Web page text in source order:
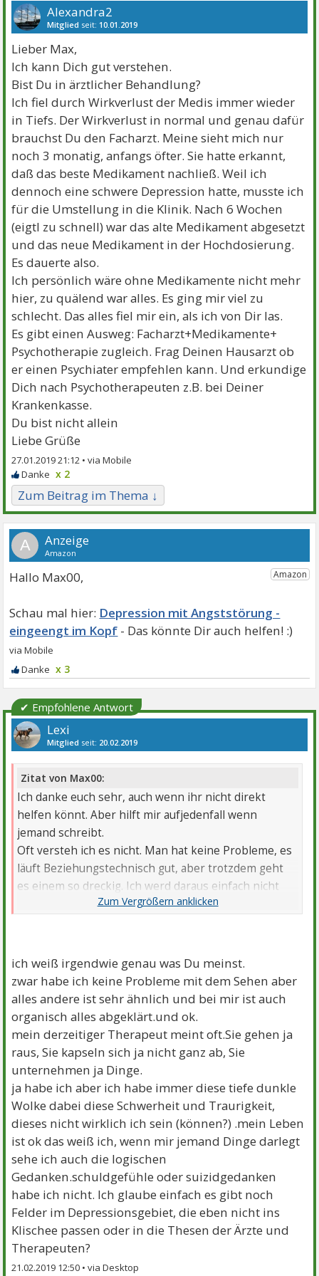
Alexandra2
Mitglied seit: 10.01.2019
Lieber Max,
Ich kann Dich gut verstehen.
Bist Du in ärztlicher Behandlung?
Ich fiel durch Wirkverlust der Medis immer wieder
in Tiefs. Der Wirkverlust in normal und genau dafür
brauchst Du den Facharzt. Meine sieht mich nur
noch 3 monatig, anfangs öfter. Sie hatte erkannt,
daß das beste Medikament nachließ. Weil ich
dennoch eine schwere Depression hatte, musste ich
für die Umstellung in die Klinik. Nach 6 Wochen
(eigtl zu schnell) war das alte Medikament abgesetzt
und das neue Medikament in der Hochdosierung.
Es dauerte also.
Ich persönlich wäre ohne Medikamente nicht mehr
hier, zu quälend war alles. Es ging mir viel zu
schlecht. Das alles fiel mir ein, als ich von Dir las.
Es gibt einen Ausweg: Facharzt+Medikamente+
Psychotherapie zugleich. Frag Deinen Hausarzt ob
er einen Psychiater empfehlen kann. Und erkundige
Dich nach Psychotherapeuten z.B. bei Deiner
Krankenkasse.
Du bist nicht allein
Liebe Grüße
27.01.2019 21:12 •
x 2
Zum Beitrag im Thema ↓
A
Hallo Max00,
Depression mit Angststörung -
eingeengt im Kopf
x 3
✔ Empfohlene Antwort
Lexi
Mitglied seit: 20.02.2019
Zitat von Max00:
Ich danke euch sehr, auch wenn ihr nicht direkt
helfen könnt. Aber hilft mir aufjedenfall wenn
jemand schreibt.
Oft versteh ich es nicht. Man hat keine Probleme, es
läuft Beziehungstechnisch gut, aber trotzdem geht
es einem so dreckig. Ich werd daraus einfach nicht
ich weiß irgendwie genau was Du meinst.
zwar habe ich keine Probleme mit dem Sehen aber
alles andere ist sehr ähnlich und bei mir ist auch
organisch alles abgeklärt.und ok.
mein derzeitiger Therapeut meint oft.Sie gehen ja
raus, Sie kapseln sich ja nicht ganz ab, Sie
unternehmen ja Dinge.
ja habe ich aber ich habe immer diese tiefe dunkle
Wolke dabei diese Schwerheit und Traurigkeit,
dieses nicht wirklich ich sein (können?) .mein Leben
ist ok das weiß ich, wenn mir jemand Dinge darlegt
sehe ich auch die logischen
Gedanken.schuldgefühle oder suizidgedanken
habe ich nicht. Ich glaube einfach es gibt noch
Felder im Depressionsgebiet, die eben nicht ins
Klischee passen oder in die Thesen der Ärzte und
Therapeuten?
21.02.2019 12:50 •